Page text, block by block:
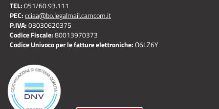
TEL:051/60.93.111
PEC:cciaa@bo.legalmail.camcom.it
P.IVA:03030620375
Codice Fiscale:80013970373
Codice Univoco per le fatture elettroniche:O6LZ6Y